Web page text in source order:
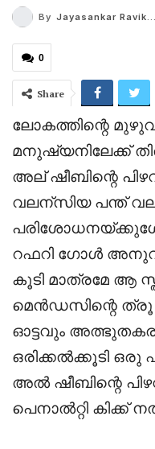
By Jayasankar Ravikumar
0
Share
ലോകത്തിന്റെ
മനുഷ്യനിലേക്ക്
അല് ഷീബിന്റെ
വലന്സിയ പന്ത്
റഫറി ഗോൾ
കൂടി മാത്രമേ ആ
മെൻഡസിന്റെ
ഓട്ടവും
ഒരിക്കൽക്കൂടി
അൽ ഷീബിന്റെ
പെനാൽറ്റി കിക്ക്